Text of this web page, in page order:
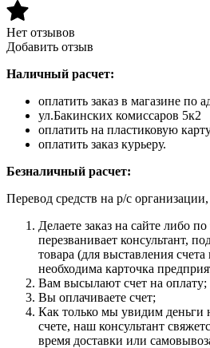
Нет отзывов
Добавить отзыв
Наличный расчет:
оплатить заказ в магазине по
ул.Бакинских комиссаров 5к2
оплатить на пластиковую
оплатить заказ курьеру.
Безналичный расчет:
Перевод средств на р/с
Делаете заказ на сайте либо
перезванивает консультант,
товара (для выставления
необходима карточка
Вам высылают счет на оплату;
Вы оплачиваете счет;
Как только мы увидим деньги
счете, наш консультант
время доставки или